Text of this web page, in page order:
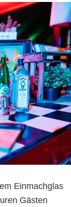
Einmachglas
Gästen